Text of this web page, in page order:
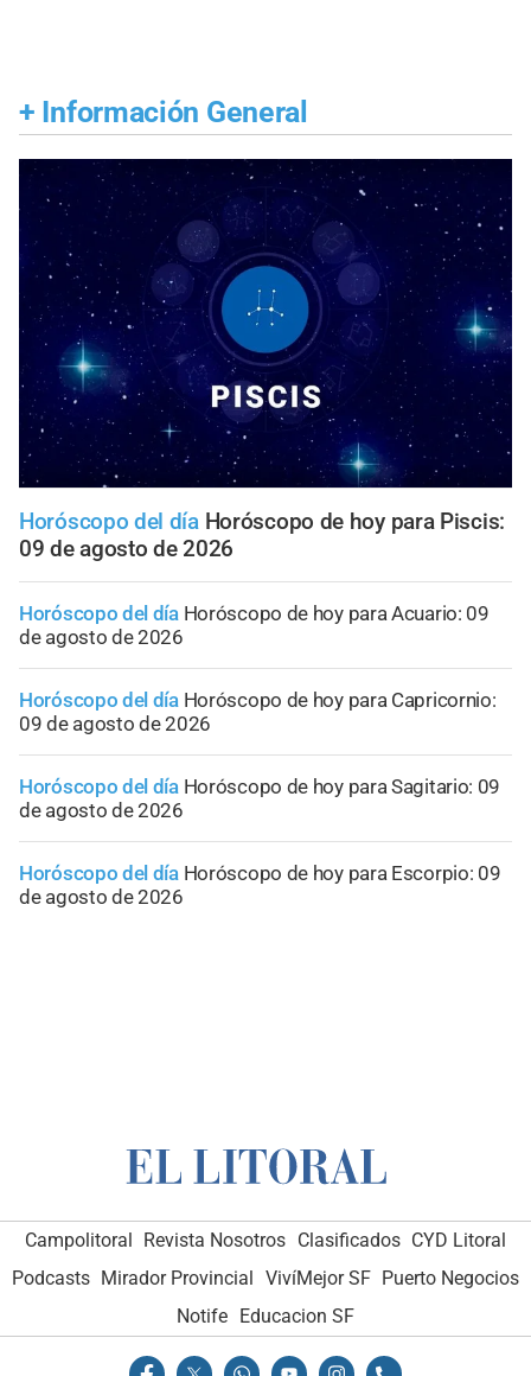
+ Información General
Horóscopo del día Horóscopo de hoy para Piscis:
09 de agosto de 2026
Horóscopo del día Horóscopo de hoy para Acuario: 09
de agosto de 2026
Horóscopo del día Horóscopo de hoy para Capricornio:
09 de agosto de 2026
Horóscopo del día Horóscopo de hoy para Sagitario: 09
de agosto de 2026
Horóscopo del día Horóscopo de hoy para Escorpio: 09
de agosto de 2026
Campolitoral Revista Nosotros Clasificados CYD Litoral
Podcasts Mirador Provincial VivíMejor SF Puerto Negocios
Notife
Educacion SF